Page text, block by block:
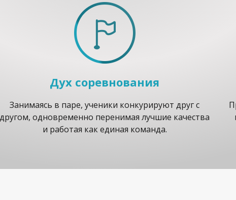
Дух соревнования
Занимаясь в паре, ученики конкурируют друг с
другом, одновременно перенимая лучшие качества
и работая как единая команда.